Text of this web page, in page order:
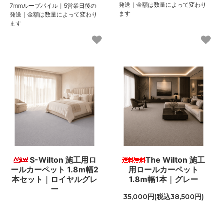
7mmループパイル｜5営業日後の
発送｜金額は数量によって変わり
ます
発送｜金額は数量によって変わり
ます
S-Wilton 施工用ロ
ールカーペット 1.8m幅2
本セット｜ロイヤルグレ
ー
The Wilton 施工
用ロールカーペット
1.8m幅1本｜グレー
35,000円(税込38,500円)